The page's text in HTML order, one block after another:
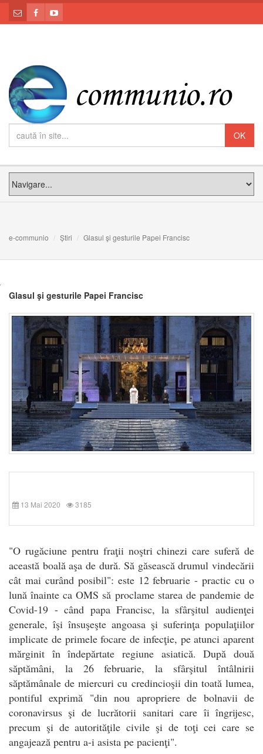
e-communio Știri Glasul şi gesturile Papei Francisc
Glasul şi gesturile Papei Francisc
13 Mai 2020 3185
"O rugăciune pentru fraţii noştri chinezi care suferă de
această boală aşa de dură. Să găsească drumul vindecării
cât mai curând posibil": este 12 februarie - practic cu o
lună înainte ca OMS să proclame starea de pandemie de
Covid-19 - când papa Francisc, la sfârşitul audienţei
generale, îşi însuşeşte angoasa şi suferinţa populaţiilor
implicate de primele focare de infecţie, pe atunci aparent
mărginit în îndepărtate regiune asiatică. După două
săptămâni, la 26 februarie, la sfârşitul întâlnirii
săptămânale de miercuri cu credincioşii din toată lumea,
pontiful exprimă "din nou apropriere de bolnavii de
coronavirsus şi de lucrătorii sanitari care îi îngrijesc,
precum şi de autorităţile civile şi de toţi cei care se
angajează pentru a-i asista pe pacienţi".